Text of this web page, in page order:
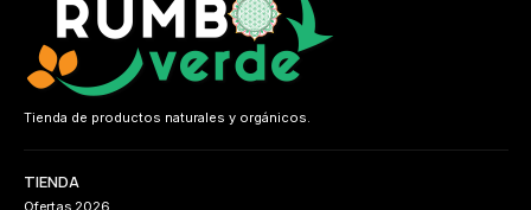
Tienda de productos naturales y orgánicos.
TIENDA